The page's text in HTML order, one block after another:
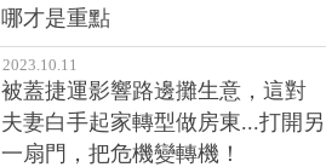
哪才是重點
2023.10.11
被蓋捷運影響路邊攤生意，這對
夫妻白手起家轉型做房東...打開另
一扇門，把危機變轉機！